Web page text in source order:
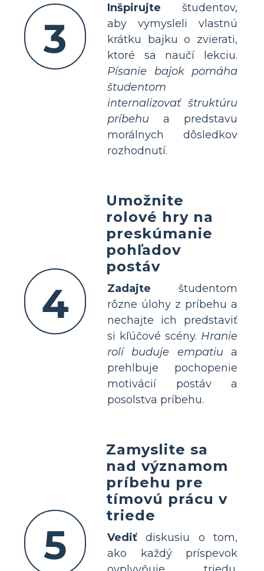
3
Inšpirujte študentov,
aby vymysleli vlastnú
krátku bajku o zvierati,
ktoré sa naučí lekciu.
Písanie bajok pomáha
študentom
internalizovať štruktúru
príbehu a predstavu
morálnych dôsledkov
rozhodnutí.
4
Umožnite
rolové hry na
preskúmanie
pohľadov
postáv
Zadajte študentom
rôzne úlohy z príbehu a
nechajte ich predstaviť
si kľúčové scény. Hranie
rolí buduje empatiua
prehlbuje pochopenie
motivácií postáv a
posolstva príbehu.
5
Zamyslite sa
nad významom
príbehu pre
tímovú prácu v
triede
Vediť diskusiu o tom,
ako každý príspevok